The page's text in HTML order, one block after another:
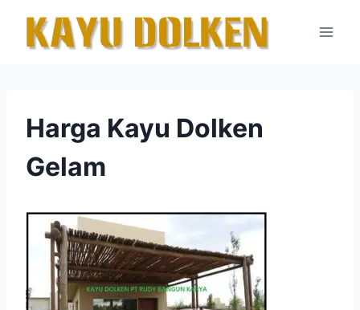
content
Harga Kayu Dolken
Gelam